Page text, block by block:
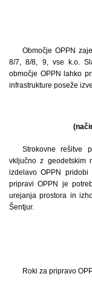
Območje OPPN
8/7, 8/8, 9, vse k.o.
območje OPPN lahko
infrastrukture poseže
Strokovne rešitve
vključno z geodetskim
izdelavo OPPN
pripravi OPPN je
urejanja prostora in
Šentjur.
Roki za pripravo